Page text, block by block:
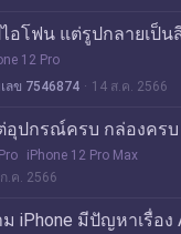
อโฟน แต่รูปกลายเป็น
12 Pro
ลข 7546874
14 ส.ค. 2566
ปกรณ์ครบ กล่องครบ
iPhone 12 Pro Max
.ค. 2566
iPhone มีปัญหาเรื่อง